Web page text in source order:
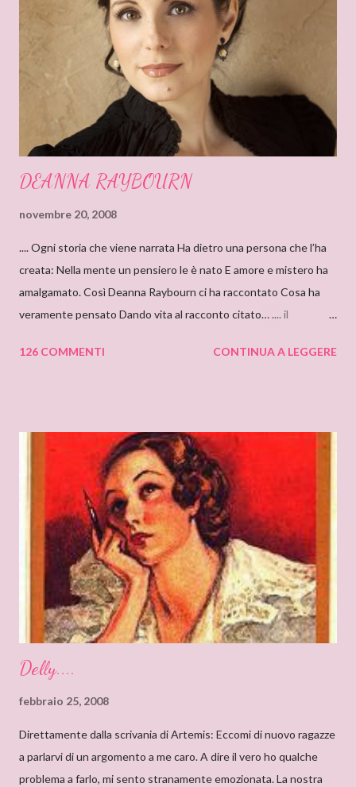
DEANNA RAYBOURN
novembre 20, 2008
.... Ogni storia che viene narrata Ha dietro una persona che l’ha
creata: Nella mente un pensiero le è nato E amore e mistero ha
amalgamato. Così Deanna Raybourn ci ha raccontato Cosa ha
veramente pensato Dando vita al racconto citato… .... il
RAYBOURN Ciao Deanna, posso solo iniziare dicendo che sono
molto affascinante, con un intreccio poderoso e
un’ambientazione suggestiva – una tenuta di campagna in
un’antica abbazia, niente meno! E mi ha ricordato i vecchi
romanzi gotici con così tanto mistero ed elementi
soprannaturali. Hi, Deanna, I can only start saying that I’m very
very proud to interview an author like you. I’ve just finished
reading “Silent in the Sanctuary”, and I’ve found it very
intriguing, with a ponderous plot and a sug...
126 COMMENTI CONTINUA A LEGGERE
Delly....
febbraio 25, 2008
Direttamente dalla scrivania di Artemis: Eccomi di nuovo ragazze
a parlarvi di un argomento a me caro. A dire il vero ho qualche
problema a farlo, mi sento stranamente emozionata. La nostra